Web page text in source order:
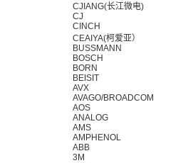
CJIANG(长江微电)
CJ
CINCH
CEAIYA(柯爱亚）
BUSSMANN
BOSCH
BORN
BEISIT
AVX
AVAGO/BROADCOM
AOS
ANALOG
AMS
AMPHENOL
ABB
3M